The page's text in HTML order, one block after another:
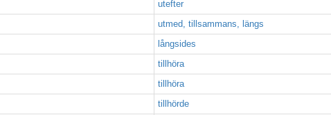
utefter
utmed, tillsammans, längs
långsides
tillhöra
tillhöra
tillhörde